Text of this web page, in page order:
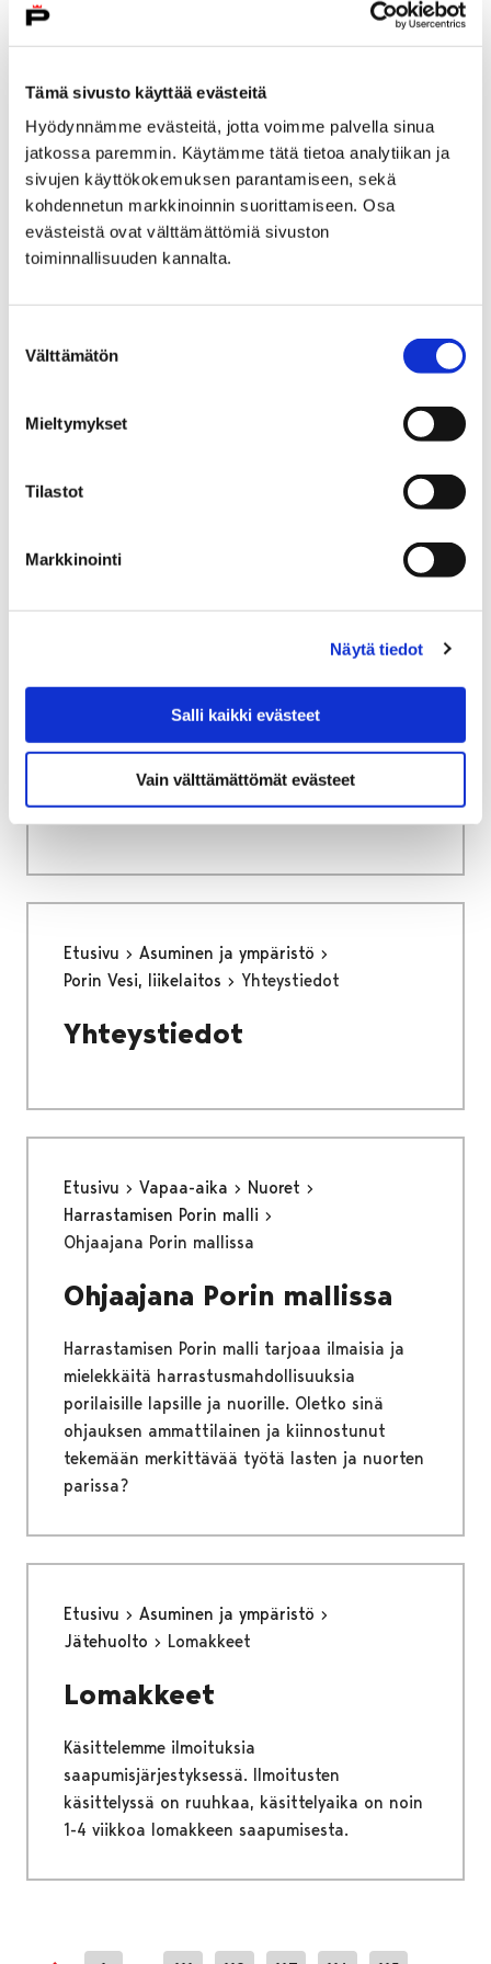
Tämä sivusto käyttää evästeitä
Hyödynnämme evästeitä, jotta voimme palvella sinua
jatkossa paremmin. Käytämme tätä tietoa analytiikan ja
sivujen käyttökokemuksen parantamiseen, sekä
kohdennetun markkinoinnin suorittamiseen. Osa
evästeistä ovat välttämättömiä sivuston
toiminnallisuuden kannalta.
valinta
Välttämätön
Mieltymykset
Tilastot
Markkinointi
Näytä tiedot
Salli kaikki evästeet
Vain välttämättömät evästeet
Etusivu Vapaa-aika
Liikunta
Tilavarausjärjestelmän käyttöehdot
Tilavarausjärjestelmän
käyttöehdot
Etusivu
Maahanmuuttajien neuvontapiste
Tietopaketti maahanmuuttajille
Turvallisuus ja
varautuminen
Etusivu
Asuminen ja ympäristö
Porin Vesi, liikelaitos
Yhteystiedot
Yhteystiedot
Etusivu Vapaa-aika
Nuoret
Harrastamisen Porin malli
Ohjaajana Porin mallissa
Ohjaajana Porin mallissa
Harrastamisen Porin malli tarjoaa ilmaisia ja
mielekkäitä harrastusmahdollisuuksia
porilaisille lapsille ja nuorille. Oletko sinä
ohjauksen ammattilainen ja kiinnostunut
tekemään merkittävää työtä lasten ja nuorten
parissa?
Etusivu
Asuminen ja ympäristö
Jätehuolto
Lomakkeet
Lomakkeet
Käsittelemme ilmoituksia
saapumisjärjestyksessä. Ilmoitusten
käsittelyssä on ruuhkaa, käsittelyaika on noin
1-4 viikkoa lomakkeen saapumisesta.